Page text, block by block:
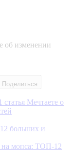
об изменении
Поделиться
статья Мечтаете о
на мопса: ТОП-12